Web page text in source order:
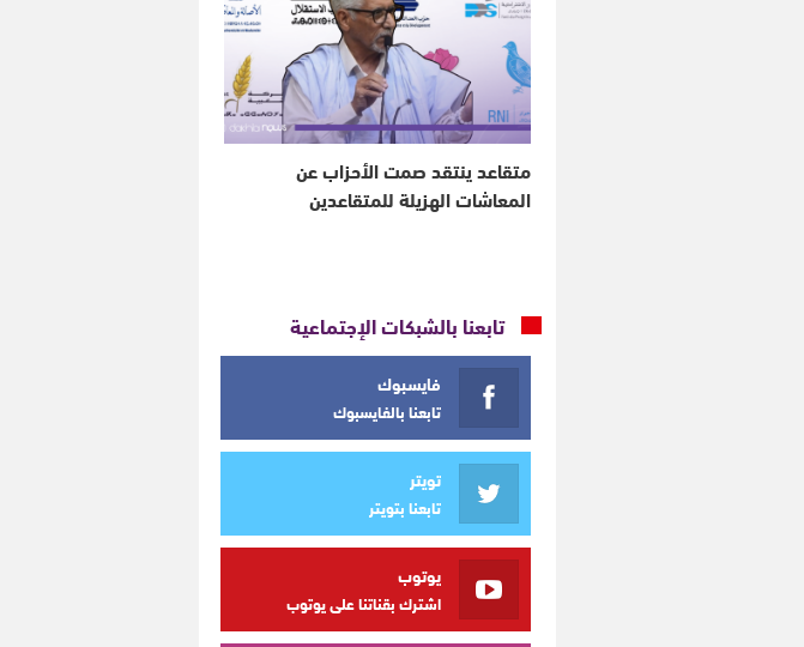
متقاعد ينتقد صمت الأحزاب عن
المعاشات الهزيلة للمتقاعدين
تابعنا بالشبكات الإجتماعية
فايسبوك
تابعنا بالفايسبوك
تويتر
تابعنا بتويتر
يوتوب
اشترك بقناتنا على يوتوب